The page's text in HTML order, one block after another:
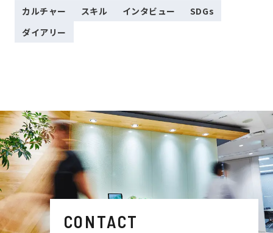
カルチャー スキル インタビュー
SDGs
ダイアリー
CONTACT